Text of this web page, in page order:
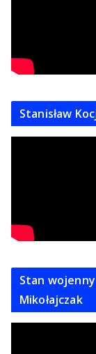
Stanisław
Stan wojenny
Mikołajczak